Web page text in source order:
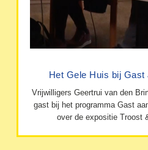
Het Gele Huis bij Gast
Vrijwilligers Geertrui van den
gast bij het programma Gast
over de expositie Troost